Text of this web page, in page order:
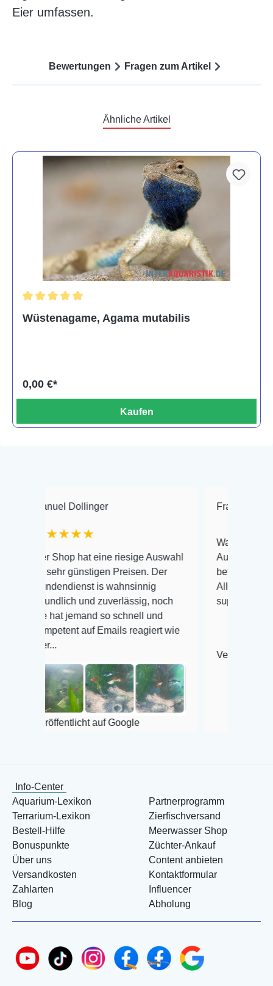
Eier umfassen.
Bewertungen Fragen zum Artikel
Ähnliche Artikel
Wüstenagame, Agama mutabilis
0,00 €*
Kaufen
Dollinger
Shop hat eine riesige Auswahl
sehr günstigen Preisen. Der
is wahnsinnig
und zuverlässig, noch
hat jemand so schnell und
auf Emails reagiert wie
auf Google
Frank Hackmayer
Warenanlieferung Top
Auswahl plus
befinden der Fische
Alles ist quick
super Zustand. Gerne
Veröffentlicht auf
Info-Center
Aquarium-Lexikon
Terrarium-Lexikon
Bestell-Hilfe
Bonuspunkte
Über uns
Versandkosten
Zahlarten
Blog
Partnerprogramm
Zierfischversand
Meerwasser Shop
Züchter-Ankauf
Content anbieten
Kontaktformular
Influencer
Abholung